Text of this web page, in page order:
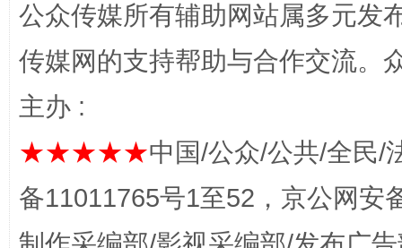
揭开“小金库”的免责幌子
公众传媒所有辅助网站属多元发
传媒网的支持帮助与合作交流。
主办 :
★★★★★中国/公众/公共/全民/
备11011765号1至52，京公网安